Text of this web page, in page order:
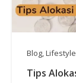
Blog,Lifestyle
Tips